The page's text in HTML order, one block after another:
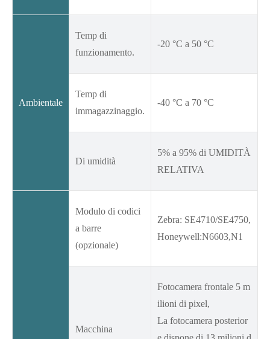
Ambientale
Temp di
funzionamento.
-20 °C a 50 °C
Temp di
immagazzinaggio.
-40 °C a 70 °C
Di umidità
5% a 95% di UMIDITÀ
RELATIVA
Modulo di codici
a barre
(opzionale)
Zebra: SE4710/SE4750,
Honeywell:N6603,N1
Macchina
Fotocamera frontale 5 m
ilioni di pixel,
La fotocamera posterior